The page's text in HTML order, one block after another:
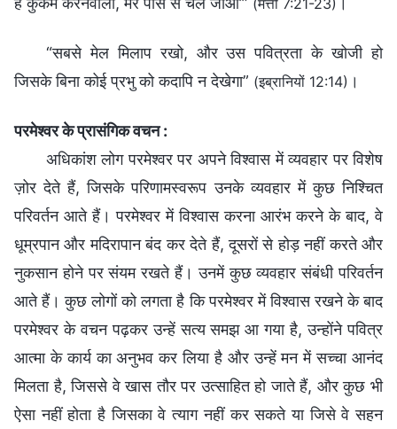
“सबसे मेल मिलाप रखो, और उस पवित्रता के खोजी हो
जिसके बिना कोई प्रभु को कदापि न देखेगा” (इब्रानियों 12:14) ।
परमेश्वर के प्रासंगिक वचन :
अधिकांश लोग परमेश्वर पर अपने विश्वास में व्यवहार पर विशेष
ज़ोर देते हैं, जिसके परिणामस्वरूप उनके व्यवहार में कुछ निश्चित
परिवर्तन आते हैं। परमेश्वर में विश्वास करना आरंभ करने के बाद, वे
धूम्रपान और मदिरापान बंद कर देते हैं, दूसरों से होड़ नहीं करते और
नुकसान होने पर संयम रखते हैं। उनमें कुछ व्यवहार संबंधी परिवर्तन
आते हैं। कुछ लोगों को लगता है कि परमेश्वर में विश्वास रखने के बाद
परमेश्वर के वचन पढ़कर उन्हें सत्य समझ आ गया है, उन्होंने पवित्र
आत्मा के कार्य का अनुभव कर लिया है और उन्हें मन में सच्चा आनंद
मिलता है, जिससे वे खास तौर पर उत्साहित हो जाते हैं, और कुछ भी
ऐसा नहीं होता है जिसका वे त्याग नहीं कर सकते या जिसे वे सहन